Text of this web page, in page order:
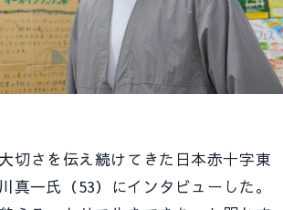
切さを伝え続けてきた日本赤十字東
真一氏（53）にインタビューした。